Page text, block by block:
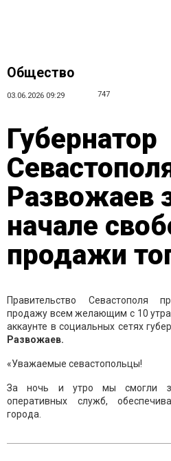
Общество
03.06.2026 09:29 747
Губернатор
Развожаев
начале
продажи
Правительство Севастополя
продажу всем желающим с 10
аккаунте в социальных сетях
Развожаев.
«Уважаемые севастопольцы!
За ночь и утро мы смогли
оперативных служб,
города.